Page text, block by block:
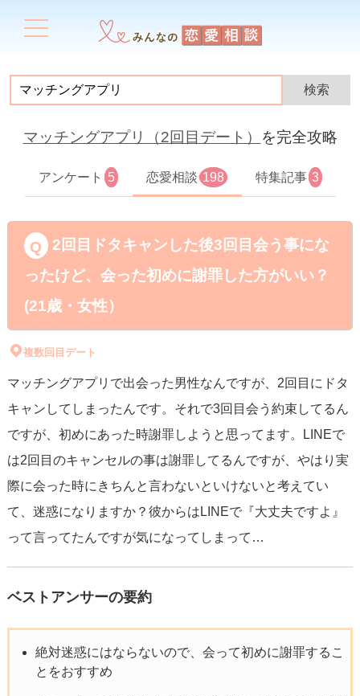
マッチングアプリ（2回目デート） を完全攻略
アンケート 5 恋愛相談 198 特集記事 3
2回目ドタキャンした後3回目会う事にな
ったけど、会った初めに謝罪した方がいい？
(21歳・女性）
複数回目デート
マッチングアプリで出会った男性なんですが、2回目にドタ
キャンしてしまったんです。それで3回目会う約束してるん
ですが、初めにあった時謝罪しようと思ってます。LINEで
は2回目のキャンセルの事は謝罪してるんですが、やはり実
際に会った時にきちんと言わないといけないと考えてい
て、迷惑になりますか？彼からはLINEで『大丈夫ですよ』
って言ってたんですが気になってしまって…
ベストアンサーの要約
絶対迷惑にはならないので、会って初めに謝罪するこ
とをおすすめ